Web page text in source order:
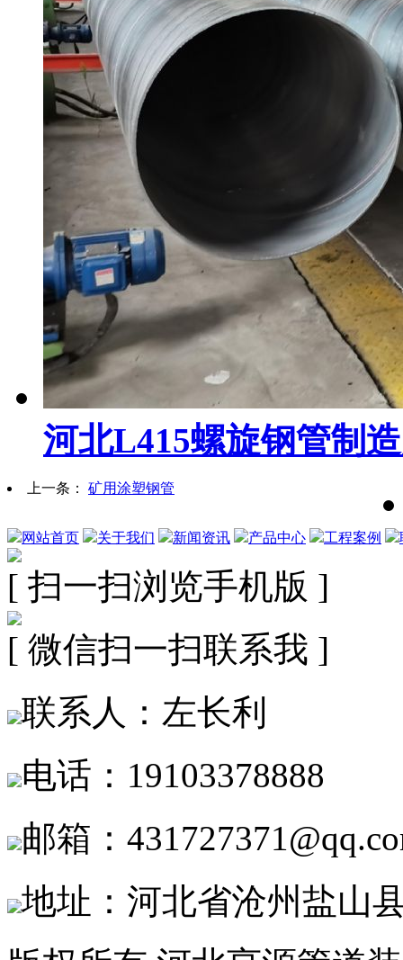
河北L415螺旋钢管制
上一条： 矿用涂塑钢管
网站首页 关于我们 新闻资讯 产品中心 工程案例
[ 扫一扫浏览手机版 ]
[ 微信扫一扫联系我 ]
联系人：左长利
电话：19103378888
邮箱：
地址：河北省沧州盐山